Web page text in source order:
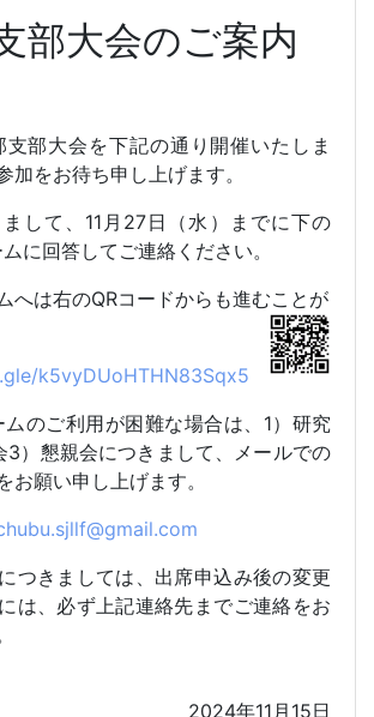
部大会のご案内
支部大会を下記の通り開催いたしま
加をお待ち申し上げます。
して、 11 月 27日（水）までに下の
に回答してご連絡ください。
へは右のQRコードからも進むことが
k5vyDUoHTHN83Sqx5
ムのご利用が困難な場合は、 1）研究
3）懇親会につきまして、メールでの
お願い申し上げます。
つきましては、出席申込み後の変更
は、必ず上記連絡先までご連絡をお
2024年11 月 15日